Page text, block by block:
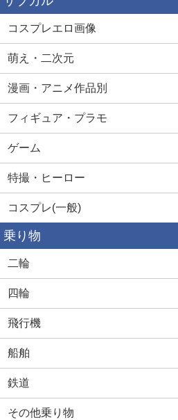
コスプレエロ画像
萌え・二次元
漫画・アニメ作品別
フィギュア・プラモ
ゲーム
特撮・ヒーロー
コスプレ(一般)
乗り物
二輪
四輪
飛行機
船舶
鉄道
その他乗り物